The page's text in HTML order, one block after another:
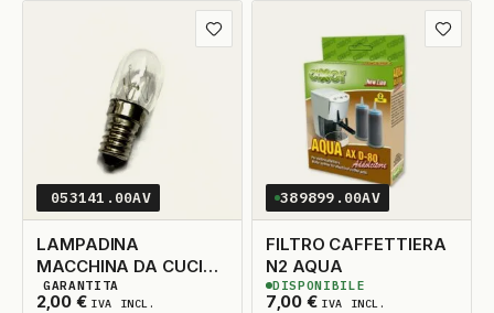
Aggiungi ai preferiti
053141.00AV
LAMPADINA
MACCHINA DA CUCIRE
DA 15W E14
2,00 € IVA INCL.
2DISPONIBILI
GARANTITA
389899.00AV
FILTRO CAFFETTIERA
N2 AQUA
7,00 € IVA INCL.
3DISPONIBILI
DISPONIBILE